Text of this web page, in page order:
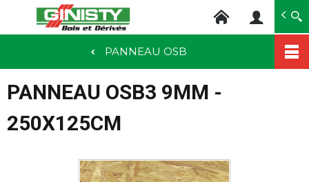
au
contenu
PANNEAU OSB
PANNEAU OSB3 9MM -
250X125CM